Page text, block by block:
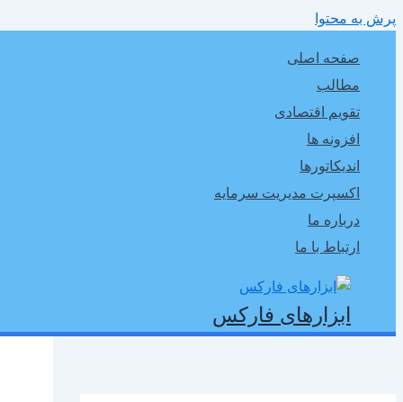
پرش به محتوا
صفحه اصلی
مطالب
تقویم اقتصادی
افزونه ها
اندیکاتورها
اکسپرت مدیریت سرمایه
درباره ما
ارتباط با ما
ابزارهای فارکس